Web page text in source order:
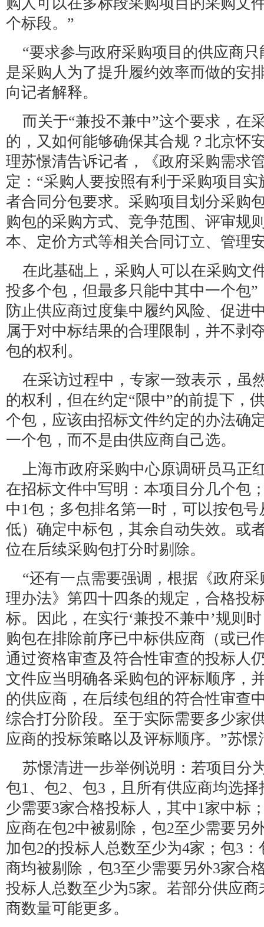
个标段。”
“要求参与政府采购项目的供应商
是采购人为了提升履约效率而做的安
向记者解释。
而关于“兼投不兼中”这个要求，在
的，又如何能够确保其合规？北京怀
理苏憬清告诉记者，《政府采购需求
定：“采购人要按照有利于采购项目
者合同分包要求。采购项目划分采购
购包的采购方式、竞争范围、评审规
本、定价方式等相关合同订立、管理
在此基础上，采购人可以在采购文
投多个包，但最多只能中其中一个包
防止供应商过度集中履约风险、促进
属于对中标结果的合理限制，并不剥
包的权利。
在采访过程中，专家一致表示，虽
的权利，但在约定“限中”的前提下，
个包，应该由招标文件约定的办法确
一个包，而不是由供应商自己选。
上海市政府采购中心原调研员马正
在招标文件中写明：本项目分几个包
中1包；多包排名第一时，可以按包
低）确定中标包，其余自动失效。或
位在后续采购包打分时剔除。
“还有一点需要强调，根据《政府
理办法》第四十四条的规定，合格投
标。因此，在实行‘兼投不兼中’规则
购包在排除前序已中标供应商（或已
通过资格审查及符合性审查的投标人
文件应当明确各采购包的评标顺序，
的供应商，在后续包组的符合性审查
综合打分阶段。至于实际需要多少家
应商的投标策略以及评标顺序。”苏憬
苏憬清进一步举例说明：若项目分
包1、包2、包3，且所有供应商均选
少需要3家合格投标人，其中1家中标
应商在包2中被剔除，包2至少需要另
加包2的投标人总数至少为4家；包3
商均被剔除，包3至少需要另外3家合
投标人总数至少为5家。若部分供应
商数量可能更多。